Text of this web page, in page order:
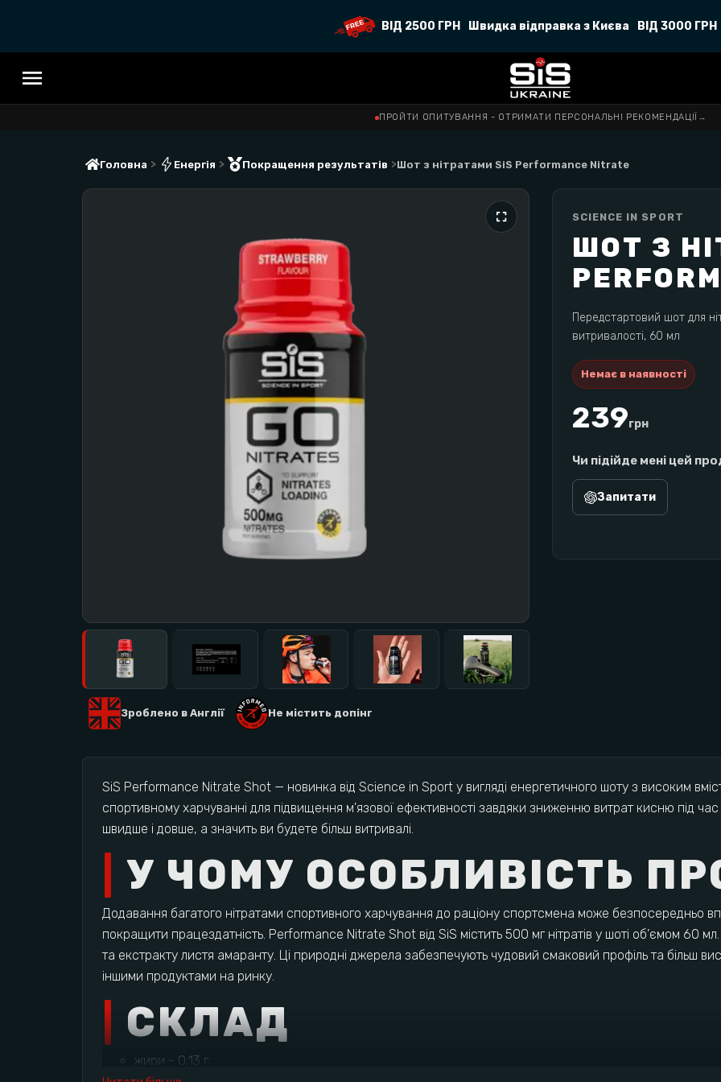
ВІД 2500 ГРН Швидка відправка з Києва ВІД 3000 ГРН
ПРОЙТИ ОПИТУВАННЯ - ОТРИМАТИ ПЕРСОНАЛЬНІ РЕКОМЕНДАЦІЇ →
Головна > Енергія > Покращення результатів >Шот з нітратами SiS Performance Nitrate
Зроблено в Англії Не містить допінг
SCIENCE IN SPORT
ШОТ З
Передстартовий шот для
витривалості, 60 мл
Немає в наявності
239грн
Чи підійде мені цей
Запитати
SiS Performance Nitrate Shot — новинка від Science in Sport у вигляді енергетичного шоту з високим
спортивному харчуванні для підвищення м'язової ефективності завдяки зниженню витрат кисню під
швидше і довше, а значить ви будете більш витривалі.
У ЧОМУ ОСОБЛИВІСТЬ
Додавання багатого нітратами спортивного харчування до раціону спортсмена може безпосередньо
покращити працездатність. Performance Nitrate Shot від SiS містить 500 мг нітратів у шоті об’ємом 60
та екстракту листя амаранту. Ці природні джерела забезпечують чудовий смаковий профіль та більш
іншими продуктами на ринку.
СКЛАД
жири - 0,13 г;